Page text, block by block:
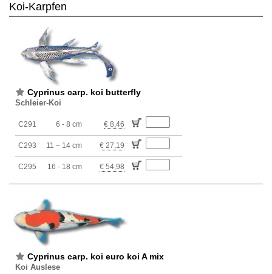
Koi-Karpfen
Cyprinus carp. koi butterfly
Schleier-Koi
C291 6 - 8 cm € 8,46
C293 11 – 14 cm € 27,19
C295 16 - 18 cm € 54,98
Cyprinus carp. koi euro koi A mix
Koi Auslese